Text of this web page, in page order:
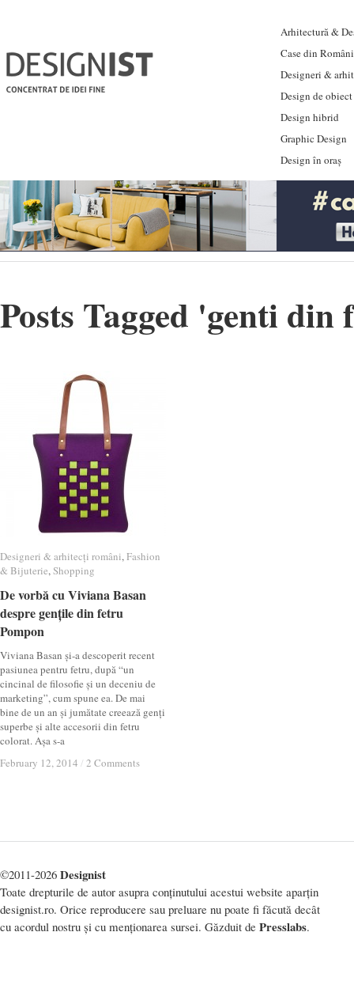
Arhitectură &
Case din
Designeri &
Design de obiect
Design hibrid
Graphic Design
Design în oraș
Posts Tagged 'genti din
Designeri & arhitecți români,Fashion
& Bijuterie,Shopping
De vorbă cu Viviana Basan
despre gențile din fetru
Pompon
Viviana Basan și-a descoperit recent
pasiunea pentru fetru, după “un
cincinal de filosofie și un deceniu de
marketing”, cum spune ea. De mai
bine de un an și jumătate creează genți
superbe și alte accesorii din fetru
colorat. Așa s-a
February 12, 2014 / 2 Comments
Designeri & arhitecți români Fashion
& Bijuterie Shopping
De vorbă cu Viviana Basan
despre gențile din fetru
Pompon
February 12, 2014 / 2 Comments
©2011-2026 Designist
Toate drepturile de autor asupra conținutului acestui website aparțin
designist.ro. Orice reproducere sau preluare nu poate fi făcută decât
cu acordul nostru și cu menționarea sursei. Găzduit de Presslabs.